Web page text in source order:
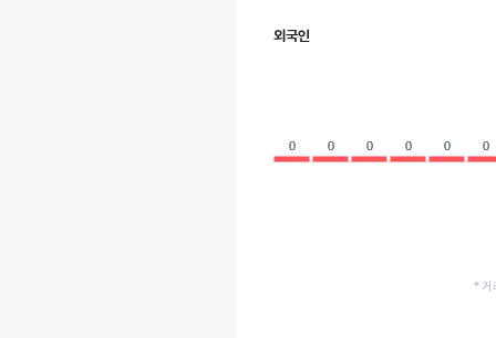
외국인
0
0 0
0 0
0 0
0 0
0 0
0
* 거